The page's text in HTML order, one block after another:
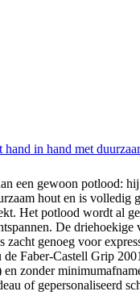
in hand met
een gewoon potlood:
hout en is
Het potlood wordt al
De
genoeg voor
Faber-Castell Grip
zonder
of gepersonaliseerd